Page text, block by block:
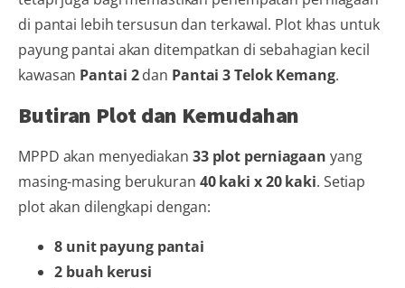
di pantai lebih tersusun dan terkawal. Plot khas untuk
payung pantai akan ditempatkan di sebahagian kecil
kawasan Pantai 2dan Pantai 3 Telok Kemang.
Butiran Plot dan Kemudahan
MPPD akan menyediakan 33 plot perniagaan yang
masing-masing berukuran 40 kaki x 20 kaki. Setiap
plot akan dilengkapi dengan:
8 unit payung pantai
2 buah kerusi